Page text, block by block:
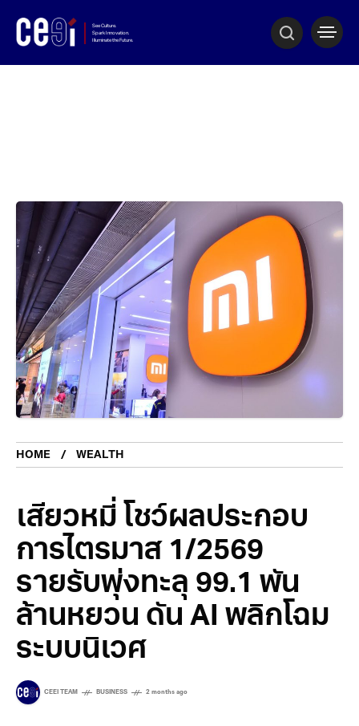
HOME WEALTH
เสียวหมี่ โชว์ผลประกอบ
การไตรมาส 1/2569
รายรับพุ่งทะลุ 99.1 พัน
ล้านหยวน ดัน AI พลิกโฉม
ระบบนิเวศ
CEEI TEAM BUSINESS 2 months ago